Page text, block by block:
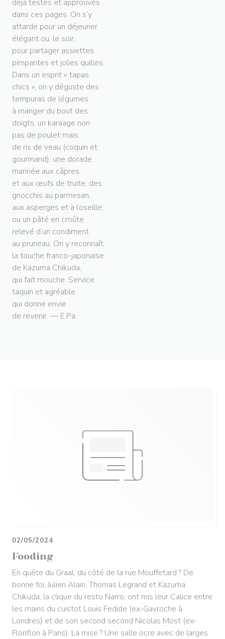
déjà testés et approuvés
dans ces pages. On s’y
attarde pour un déjeuner
élégant ou, le soir,
pour partager assiettes
pimpantes et jolies quilles.
Dans un esprit « tapas
chics », on y déguste des
tempuras de légumes
à manger du bout des
doigts, un karaage non
pas de poulet mais
de ris de veau (coquin et
gourmand), une dorade
marinée aux câpres
et aux œufs de truite, des
gnocchis au parmesan,
aux asperges et à l’oseille,
ou un pâté en croûte
relevé d’un condiment
au pruneau. On y reconnaît
la touche franco-japonaise
de Kazuma Chikuda,
qui fait mouche. Service
taquin et agréable
qui donne envie
de revenir. — E.Pa.
Fooding
02/05/2024
En quête du Graal, du côté de la rue Mouffetard ? De
bonne foi, Julien Alain, Thomas Legrand et Kazuma
Chikuda, la clique du resto Narro, ont mis leur Calice entre
les mains du cuistot Louis Fedide (ex-Gavroche à
Londres) et de son second second Nicolas Most (ex-
Flonflon à Paris). La mise ? Une salle ocre avec de larges